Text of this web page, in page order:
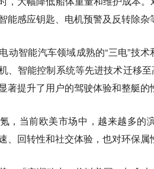
能感应钥匙、电机预警及反转除杂
动智能汽车领域成熟的“三电”技
、智能控制系统等先进技术迁移
著提升了用户的驾驶体验和整艇的
，当前欧美市场中，越来越多的
、回转性和社交体验，也对环保属